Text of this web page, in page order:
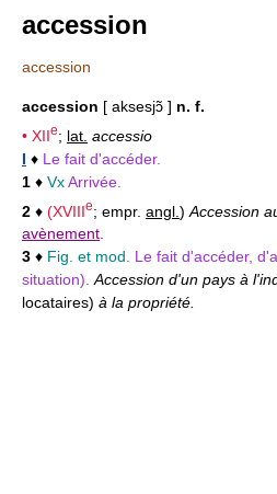
accession
accession
accession [ aksesjɔ̃ ] n. f.
• XIIe; lat. accessio
I ♦ Le fait d'accéder.
1 ♦ VxArrivée.
2 ♦ (XVIIIe; empr. angl. ) Accession
avènement.
3 ♦ Fig. et mod. Le fait d'accéder,
situation).Accession d'un pays à
locataires) à la propriété.